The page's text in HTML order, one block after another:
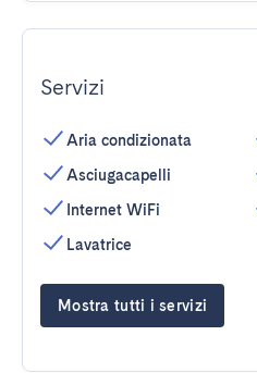
Servizi
Aria condizionata
Asciugacapelli
Internet WiFi
Lavatrice
Mostra tutti i servizi